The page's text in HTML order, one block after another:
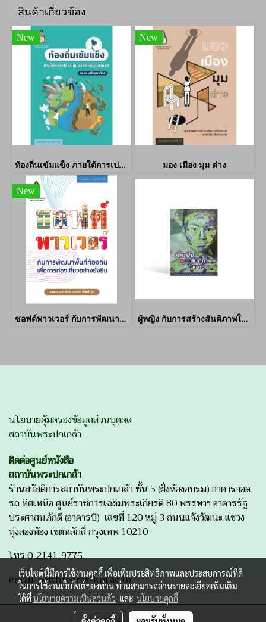
สินค้าเกี่ยวข้อง
New
ท้องถิ่นเข้มแข็ง ภายใต้การเปลี่ยนแปลงสภาพภูมิอากาศ
New
มอง เมือง มุม ต่าง
New
ซอฟต์พาวเวอร์ กับการพัฒนาท้องถิ่นเพื่อการท่องเที่ยวที่ยั่งยืน ผู้หญิง กับการสร้างสันติภาพในเอเชีย
นโยบายคุ้มครองข้อมูลส่วนบุคคล
สถาบันพระปกเกล้า
ติดต่อศูนย์หนังสือ
สถาบันพระปกเกล้า
ร้านสวัสดิการสถาบันพระปกเกล้า ชั้น 5 (ฝั่งห้องอบรม) อาคารจอด
รถ ทิศเหนือ ศูนย์ราชการเฉลิมพระเกียรติ 80 พรรษาฯ อาคารรัฐ
ประศาสนภักดี (อาคารบี) เลขที่ 120 หมู่ 3 ถนนแจ้งวัฒนะ แขวง
ทุ่งสองห้อง เขตหลักสี่ กรุงเทพ 10210
โทร 0-2141-9775
email-patthreera@kpi.ac.th
Copyright by makewebeasy.com
เว็บไซต์นี้มีการใช้งานคุกกี้ เพื่อเพิ่มประสิทธิภาพและประสบการณ์ที่ดี
ในการใช้งานเว็บไซต์ของท่าน ท่านสามารถอ่านรายละเอียดเพิ่มเติม
ได้ที่นโยบายความเป็นส่วนตัว และ นโยบายคุกกี้